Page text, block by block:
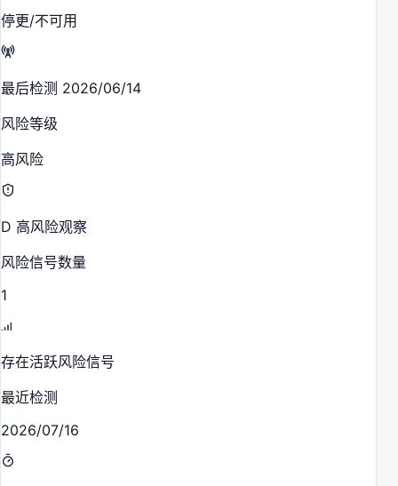
停更/不可用
最后检测 2026/06/14
风险等级
高风险
D 高风险观察
风险信号数量
1
存在活跃风险信号
最近检测
2026/07/16